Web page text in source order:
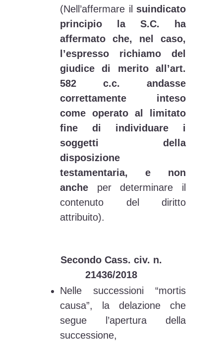
(Nell’affermare il suindicato
principio la S.C. ha
affermato che, nel caso,
l’espresso richiamo del
giudice di merito all’art.
582 c.c. andasse
correttamente inteso
come operato al limitato
fine di individuare i
soggetti della
disposizione
testamentaria, e non
anche per determinare il
contenuto del diritto
attribuito).
Secondo Cass. civ. n.
21436/2018
Nelle successioni “mortis
causa”, la delazione che
segue l’apertura della
successione,